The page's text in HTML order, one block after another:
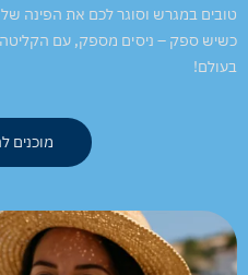
טובים במגרש וסוגר לכם את הפינה של
כשיש ספק – ניסים מספק, עם
בעולם!
מוכנים